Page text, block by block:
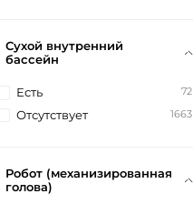
Сухой внутренний
бассейн
Есть 72
Отсутствует 1663
Робот (механизированная
голова)